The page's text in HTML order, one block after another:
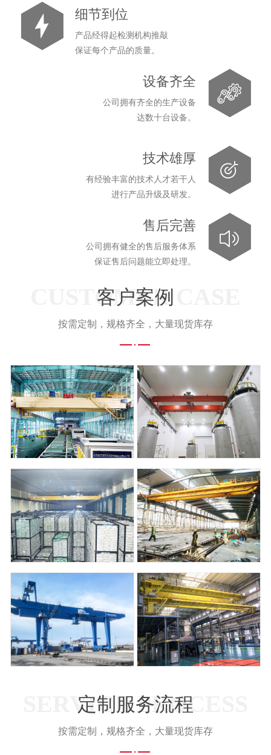
细节到位
产品经得起检测机构推敲
保证每个产品的质量。
设备齐全
公司拥有齐全的生产设备
达数十台设备。
技术雄厚
有经验丰富的技术人才若干人
进行产品升级及研发。
售后完善
公司拥有健全的售后服务体系
保证售后问题能立即处理。
CUSTOMER CASE
客户案例
按需定制，规格齐全，大量现货库存
SERVICE PROCESS
定制服务流程
按需定制，规格齐全，大量现货库存